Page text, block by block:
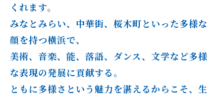
くれます。
みなとみらい、中華街、桜木町といった多様な
顔を持つ横浜で、
美術、音楽、能、落語、ダンス、文学など多様
な表現の発展に貢献する。
ともに多様さという魅力を湛えるからこそ、生